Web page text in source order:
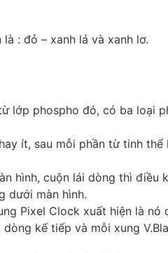
: đỏ – xanh lá và xanh lơ.
lớp phospho đó, có ba loại
ít, sau mỗi phần từ tinh thể
hình, cuộn lái dòng thì điều
dưới màn hình.
Pixel Clock xuất hiện là nó
kế tiếp và mỗi xung